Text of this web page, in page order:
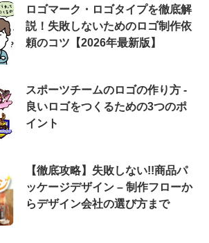
ロゴマーク・ロゴタイプを徹底解
説！失敗しないためのロゴ制作依
頼のコツ【2026年最新版】
スポーツチームのロゴの作り方 -
良いロゴをつくるための3つのポ
イント
【徹底攻略】失敗しない!!商品パ
ッケージデザイン – 制作フローか
らデザイン会社の選び方まで